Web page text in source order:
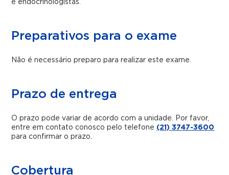
e endocrinologistas.
Preparativos para o exame
Não é necessário preparo para realizar este exame.
Prazo de entrega
O prazo pode variar de acordo com a unidade. Por favor,
entre em contato conosco pelo telefone (21) 3747-3600
para confirmar o prazo.
Cobertura